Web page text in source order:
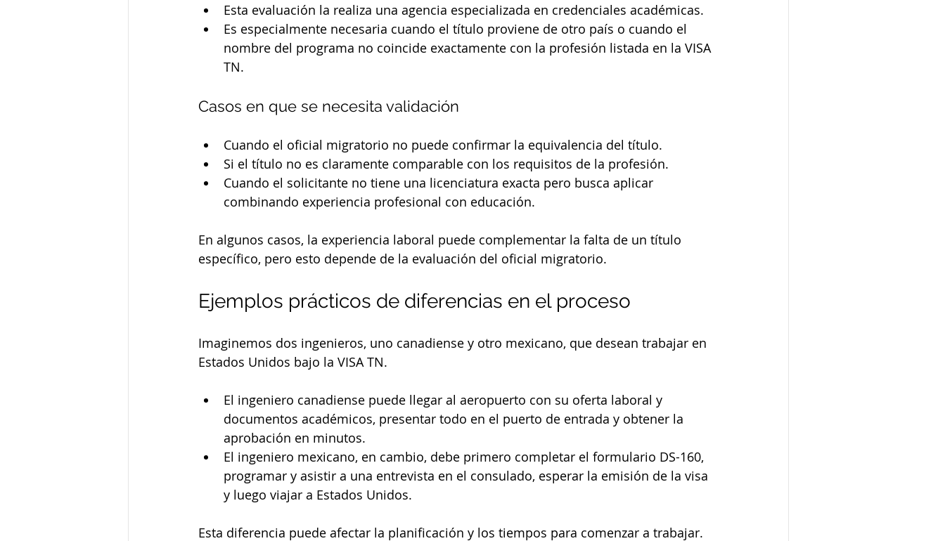
Esta evaluación la realiza una agencia especializada en credenciales académicas.
Es especialmente necesaria cuando el título proviene de otro país o cuando el
nombre del programa no coincide exactamente con la profesión listada en la VISA
TN.
Casos en que se necesita validación
Cuando el oficial migratorio no puede confirmar la equivalencia del título.
Si el título no es claramente comparable con los requisitos de la profesión.
Cuando el solicitante no tiene una licenciatura exacta pero busca aplicar
combinando experiencia profesional con educación.
En algunos casos, la experiencia laboral puede complementar la falta de un título
específico, pero esto depende de la evaluación del oficial migratorio.
Ejemplos prácticos de diferencias en el proceso
Imaginemos dos ingenieros, uno canadiense y otro mexicano, que desean trabajar en
Estados Unidos bajo la VISA TN.
El ingeniero canadiense puede llegar al aeropuerto con su oferta laboral y
documentos académicos, presentar todo en el puerto de entrada y obtener la
aprobación en minutos.
El ingeniero mexicano, en cambio, debe primero completar el formulario DS-160,
programar y asistir a una entrevista en el consulado, esperar la emisión de la visa
y luego viajar a Estados Unidos.
Esta diferencia puede afectar la planificación y los tiempos para comenzar a trabajar.